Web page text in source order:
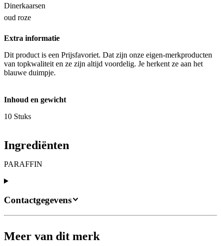
Dinerkaarsen
oud roze
Extra informatie
Dit product is een Prijsfavoriet. Dat zijn onze eigen-merkproducten
van topkwaliteit en ze zijn altijd voordelig. Je herkent ze aan het
blauwe duimpje.
Inhoud en gewicht
10 Stuks
Ingrediënten
PARAFFIN
Contactgegevens
Meer van dit merk